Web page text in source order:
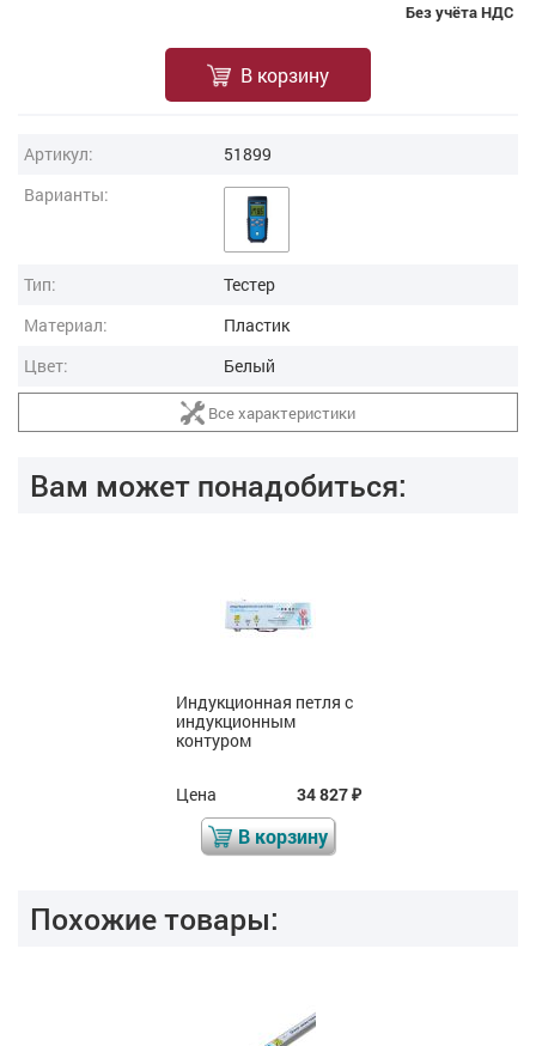
Без учёта НДС
В корзину
Артикул:
51899
Варианты:
Тип:
Тестер
Материал:
Пластик
Цвет:
Белый
Все характеристики
Вам может понадобиться:
Индукционная петля с
индукционным
контуром
Цена 34 827₽
В корзину
Похожие товары: